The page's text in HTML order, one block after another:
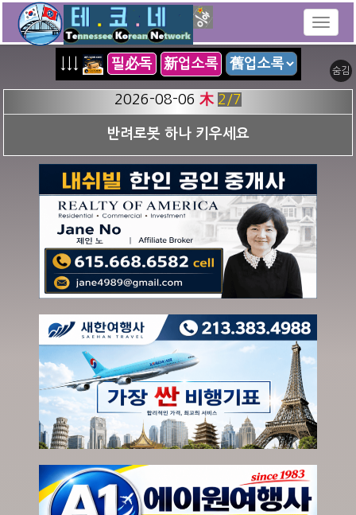
숨김
필必독 新업소록
2026-08-06 木 3 /7
허민희 부동산 - TN Realtor